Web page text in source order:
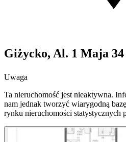
Giżycko, Al. 1 Maja 34
Uwaga
Ta nieruchomość jest nieaktywna.
nam jednak tworzyć wiarygodną
rynku nieruchomości statystycznych